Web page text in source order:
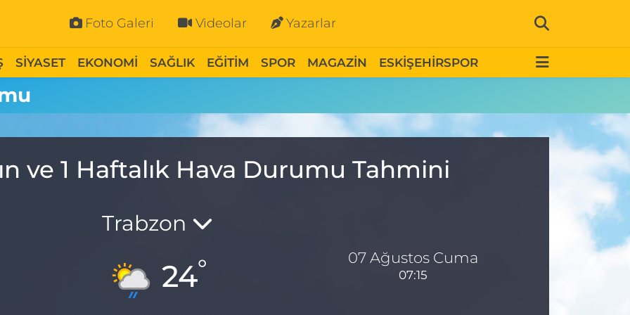
Foto Galeri Videolar Yazarlar
SİYASET EKONOMİ SAĞLIK EĞİTİM SPOR MAGAZİN ESKİŞEHİRSPOR
ve 1 Haftalık Hava Durumu Tahmini
Trabzon
24° 07 Ağustos Cuma
07:15